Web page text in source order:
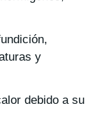
y
debido a su